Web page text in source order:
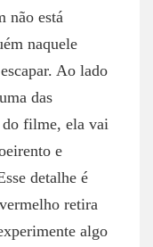
não está
naquele
Ao lado
das
do filme, ela vai
e
detalhe é
retira
algo